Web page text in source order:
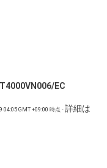
EC
04:05 GMT +09:00 時点 -詳細は